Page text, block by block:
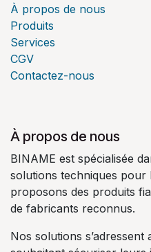
À propos de nous
Produits
Services
CGV
Contactez-nous
À propos de nous
BINAME est spécialisée
solutions techniques pour
proposons des produits
de fabricants reconnus.
Nos solutions